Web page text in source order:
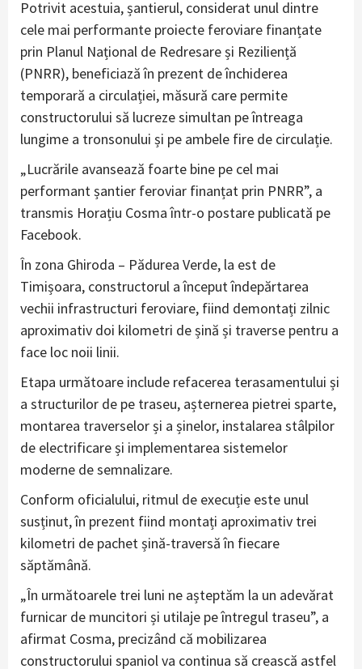
Potrivit acestuia, șantierul, considerat unul dintre
cele mai performante proiecte feroviare finanțate
prin Planul Național de Redresare și Reziliență
(PNRR), beneficiază în prezent de închiderea
temporară a circulației, măsură care permite
constructorului să lucreze simultan pe întreaga
lungime a tronsonului și pe ambele fire de circulație.
„Lucrările avansează foarte bine pe cel mai
performant șantier feroviar finanțat prin PNRR”, a
transmis Horațiu Cosma într-o postare publicată pe
Facebook.
În zona Ghiroda – Pădurea Verde, la est de
Timișoara, constructorul a început îndepărtarea
vechii infrastructuri feroviare, fiind demontați zilnic
aproximativ doi kilometri de șină și traverse pentru a
face loc noii linii.
Etapa următoare include refacerea terasamentului și
a structurilor de pe traseu, așternerea pietrei sparte,
montarea traverselor și a șinelor, instalarea stâlpilor
de electrificare și implementarea sistemelor
moderne de semnalizare.
Conform oficialului, ritmul de execuție este unul
susținut, în prezent fiind montați aproximativ trei
kilometri de pachet șină-traversă în fiecare
săptămână.
„În următoarele trei luni ne așteptăm la un adevărat
furnicar de muncitori și utilaje pe întregul traseu”, a
afirmat Cosma, precizând că mobilizarea
constructorului spaniol va continua să crească astfel